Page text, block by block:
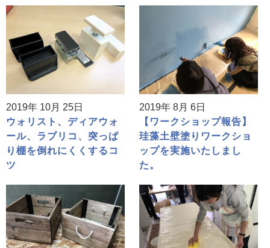
2019年 10月 25日
ウォリスト、ディアウォ
ール、ラブリコ、突っぱ
り棚を倒れにくくするコ
ツ
2019年 8月 6日
【ワークショップ報告】
珪藻土壁塗りワークショ
ップを実施いたしまし
た。